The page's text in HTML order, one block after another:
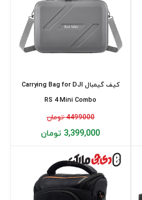
کیف گیمبال Carrying Bag for DJI
RS 4 Mini Combo
4499000 تومان
3,399,000 تومان